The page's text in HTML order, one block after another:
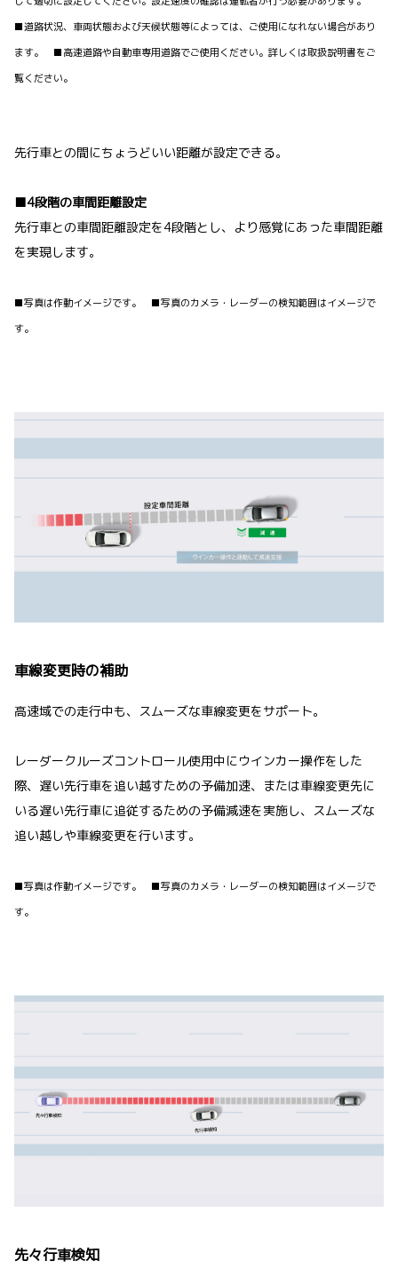
■道路状況、車両状態および天候状態等によっては、ご使用になれない場合があり
ます。 ■高速道路や自動車専用道路でご使用ください。詳しくは取扱説明書をご
覧ください。
先行車との間にちょうどいい距離が設定できる。
■4段階の車間距離設定
先行車との車間距離設定を4段階とし、より感覚にあった車間距離
を実現します。
■写真は作動イメージです。 ■写真のカメラ・レーダーの検知範囲はイメージで
す。
車線変更時の補助
高速域での走行中も、スムーズな車線変更をサポート。
レーダークルーズコントロール使用中にウインカー操作をした
際、遅い先行車を追い越すための予備加速、または車線変更先に
いる遅い先行車に追従するための予備減速を実施し、スムーズな
追い越しや車線変更を行います。
■写真は作動イメージです。 ■写真のカメラ・レーダーの検知範囲はイメージで
す。
先々行車検知